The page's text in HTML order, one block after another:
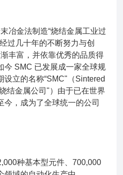
冶金法制造“烧结金属工业过
过几十年的不断努力与创
丰富，并依靠优秀的品质得
今 SMC 已发展成一家全球规
设立的名称“SMC"（Sintered
结金属公司"）由于已在世界
今，成为了全球统一的公司
种基本型元件、700,000